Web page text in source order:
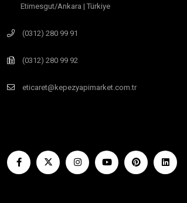
Etimesgut/Ankara | Türkiye
(0312) 280 99 91
(0312) 280 99 92
eticaret@kepezyapimarket.com.tr